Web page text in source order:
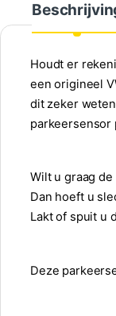
Houdt er
een origineel
dit zeker
parkeersensor
Wilt u graag
Dan hoeft u
Lakt of spuit u
Deze